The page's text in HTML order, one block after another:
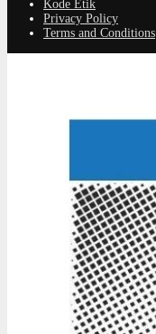
Kode Etik
Privacy Policy
Terms and Conditions